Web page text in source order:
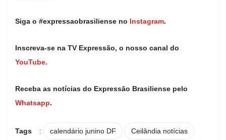
Siga o #expressaobrasiliense no Instagram.
Inscreva-se na TV Expressão, o nosso canal do
YouTube.
Receba as notícias do Expressão Brasiliense pelo
Whatsapp.
Tags : calendário junino DF Ceilândia notícias